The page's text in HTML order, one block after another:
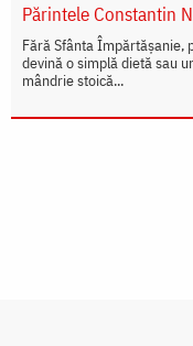
Părintele Constantin
Fără Sfânta Împărtășanie,
devină o simplă dietă sau
mândrie stoică...